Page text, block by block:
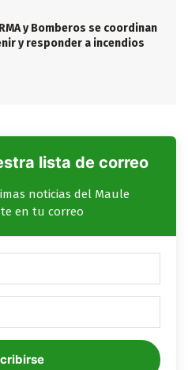
y Bomberos se coordinan
y responder a incendios
lista de correo
noticias del Maule
en tu correo